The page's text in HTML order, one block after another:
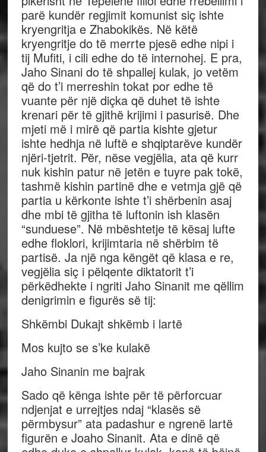
parë kundër regjimit komunist siç ishte
kryengritja e Zhabokikës. Në këtë
kryengritje do të merrte pjesë edhe nipi i
tij Mufiti, i cili edhe do të internohej. E pra,
Jaho Sinani do të shpallej kulak, jo vetëm
që do t’i merreshin tokat por edhe të
vuante për një diçka që duhet të ishte
krenari për të gjithë krijimi i pasurisë. Dhe
mjeti më i mirë që partia kishte gjetur
ishte hedhja në luftë e shqiptarëve kundër
njëri-tjetrit. Për, nëse vegjëlia, ata që kurr
nuk kishin patur në jetën e tuyre pak tokë,
tashmë kishin partinë dhe e vetmja gjë që
partia u kërkonte ishte t’i shërbenin asaj
dhe mbi të gjitha të luftonin ish klasën
“sunduese”. Në mbështetje të kësaj lufte
edhe floklori, krijimtaria në shërbim të
partisë. Ja një nga këngët që klasa e re,
vegjëlia siç i pëlqente diktatorit t’i
përkëdhekte i ngriti Jaho Sinanit me qëllim
denigrimin e figurës së tij:
Shkëmbi Dukajt shkëmb i lartë
Mos kujto se s’ke kulakë
Jaho Sinanin me bajrak
Sado që kënga ishte për të përforcuar
ndjenjat e urrejtjes ndaj “klasës së
përmbysur” ata padashur e ngrenë lartë
figurën e Joaho Sinanit. Ata e dinë që